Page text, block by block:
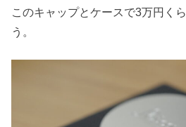
このキャップとケースで3万円く
う。